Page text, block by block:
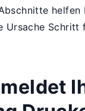
helfen
Ursache Schritt